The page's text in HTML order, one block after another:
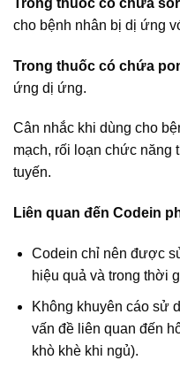
cho bệnh nhân bị dị ứng
Trong thuốc có chứa
ứng dị ứng.
Cân nhắc khi dùng cho
mạch, rối loạn chức năng
tuyến.
Liên quan đến Codein
Codein chỉ nên được
hiệu quả và trong thời
Không khuyên cáo sử
vấn đề liên quan đến
khò khè khi ngủ).